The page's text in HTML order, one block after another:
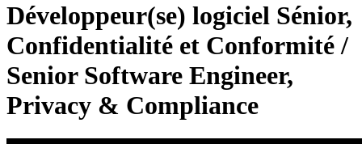
Développeur(se) logiciel Sénior,
Confidentialité et Conformité /
Senior Software Engineer,
Privacy & Compliance